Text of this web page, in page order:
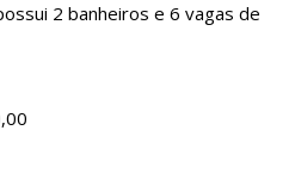
2 banheiros e 6 vagas de